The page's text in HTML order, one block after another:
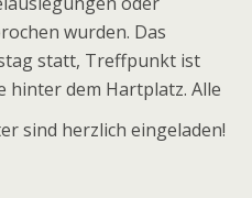
wurden. Das
statt, Treffpunkt ist
hinter dem Hartplatz. Alle
sind herzlich eingeladen!